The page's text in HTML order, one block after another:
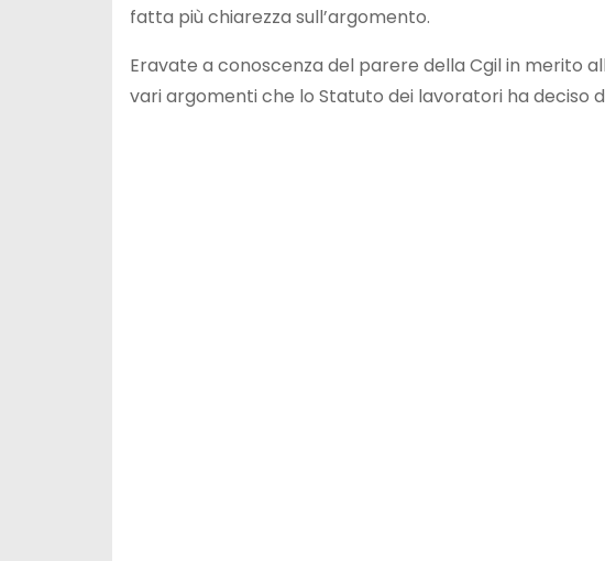
fatta più chiarezza sull’argomento.
Eravate a conoscenza del parere della Cgil in merito
vari argomenti che lo Statuto dei lavoratori ha deciso